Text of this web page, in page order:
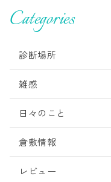
Categories
診断場所
雑感
日々のこと
倉敷情報
レビュー